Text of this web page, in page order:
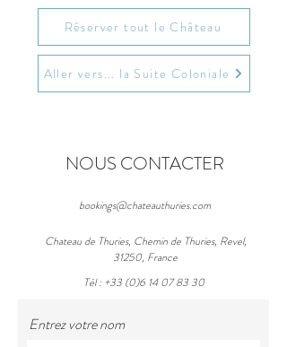
Réserver tout le Château
Aller vers... la Suite Coloniale
NOUS CONTACTER
bookings@chateauthuries.com
Chateau de Thuries, Chemin de Thuries, Revel,
31250, France
Tél : +33 (0)6 14 07 83 30
Entrez votre nom